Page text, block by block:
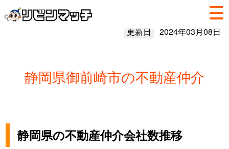
更新日 2024年03月08日
静岡県御前崎市の不動産仲介
静岡県の不動産仲介会社数推移